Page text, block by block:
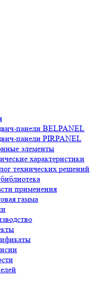
панели BELPANEL
панели PIRPANEL
элементы
характеристики
технических решений
применения
гамма